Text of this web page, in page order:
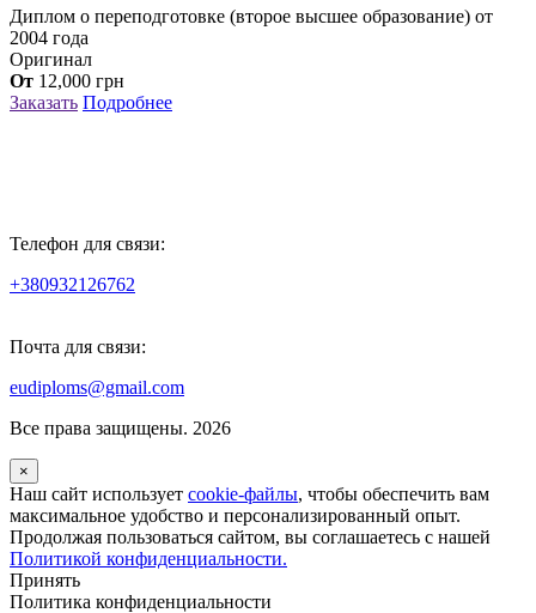
Диплом о переподготовке (второе высшее образование) от
2004 года
Оригинал
От 12,000 грн
Заказать Подробнее
Телефон для связи:
+380932126762
Почта для связи:
eudiploms@gmail.com
Все права защищены. 2026
×
Наш сайт использует cookie-файлы, чтобы обеспечить вам
максимальное удобство и персонализированный опыт.
Продолжая пользоваться сайтом, вы соглашаетесь с нашей
Политикой конфиденциальности.
Принять
Политика конфиденциальности